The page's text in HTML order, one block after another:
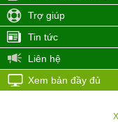
Trợ giúp
Tin tức
Liên hệ
Xem bản đầy đủ